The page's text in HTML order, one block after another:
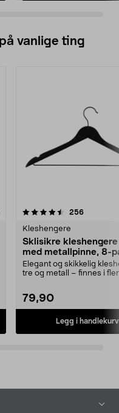
vanlige ting
256
Kleshengere
Sklisikre
med metallpinne, 8-
Elegant og skikkelig
tre og metall – finnes i
79,90
Legg i handlekurv
4.5av 5 stjerner